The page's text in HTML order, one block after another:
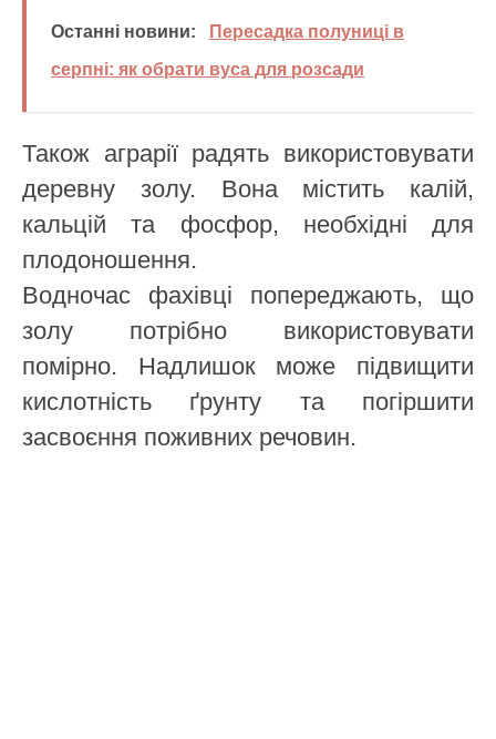
Останні новини:
Пересадка полуниці в
серпні: як обрати вуса для розсади
Також аграрії радять використовувати
деревну золу. Вона містить калій,
кальцій та фосфор, необхідні для
плодоношення.
Водночас фахівці попереджають, що
золу потрібно використовувати
помірно. Надлишок може підвищити
кислотність ґрунту та погіршити
засвоєння поживних речовин.